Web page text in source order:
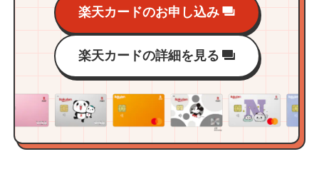
楽天カードのお申し込み
楽天カードの詳細を見る